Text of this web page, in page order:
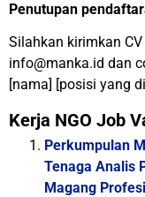
Penutupan
Silahkan kirimkan
info@manka.id dan
[nama] [posisi yang
Kerja NGO Job
Perkumpulan
Tenaga Analis
Magang